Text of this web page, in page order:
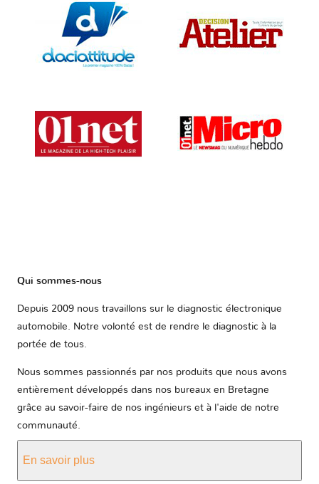
Qui sommes-nous
Depuis 2009 nous travaillons sur le diagnostic électronique
automobile. Notre volonté est de rendre le diagnostic à la
portée de tous.
Nous sommes passionnés par nos produits que nous avons
entièrement développés dans nos bureaux en Bretagne
grâce au savoir-faire de nos ingénieurs et à l'aide de notre
communauté.
En savoir plus